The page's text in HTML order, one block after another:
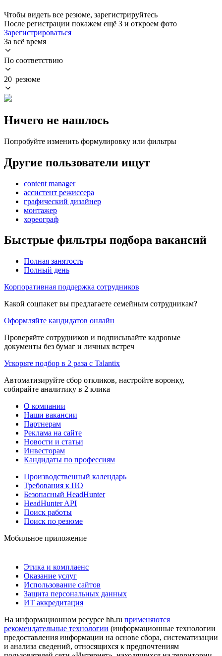
Чтобы видеть все резюме, зарегистрируйтесь
После регистрации покажем ещё 3 и откроем фото
Зарегистрироваться
За всё время
По соответствию
20 резюме
Ничего не нашлось
Попробуйте изменить формулировку или фильтры
Другие пользователи ищут
content manager
ассистент режиссера
графический дизайнер
монтажер
хореограф
Быстрые фильтры подбора вакансий
Полная занятость
Полный день
Корпоративная поддержка сотрудников
Какой соцпакет вы предлагаете семейным сотрудникам?
Оформляйте кандидатов онлайн
Проверяйте сотрудников и подписывайте кадровые
документы без бумаг и личных встреч
Ускорьте подбор в 2 раза с Talantix
Автоматизируйте сбор откликов, настройте воронку,
собирайте аналитику в 2 клика
О компании
Наши вакансии
Партнерам
Реклама на сайте
Новости и статьи
Инвесторам
Кандидаты по профессиям
Производственный календарь
Требования к ПО
Безопасный HeadHunter
HeadHunter API
Поиск работы
Поиск по резюме
Мобильное приложение
Этика и комплаенс
Оказание услуг
Использование сайтов
Защита персональных данных
ИТ аккредитация
На информационном ресурсе hh.ru применяются
рекомендательные технологии (информационные технологии
предоставления информации на основе сбора, систематизации
и анализа сведений, относящихся к предпочтениям